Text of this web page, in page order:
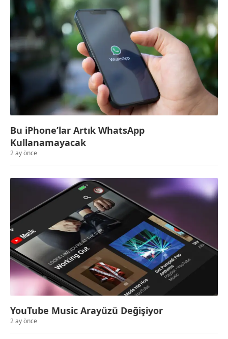
Bu iPhone’lar Artık WhatsApp
Kullanamayacak
2 ay önce
YouTube Music Arayüzü Değişiyor
2 ay önce